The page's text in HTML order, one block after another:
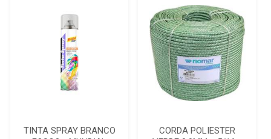
TINTA SPRAY BRANCO
CORDA POLIESTER